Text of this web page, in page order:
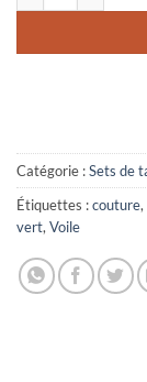
Catégorie :Sets de
Étiquettes :couture,
vert, Voile